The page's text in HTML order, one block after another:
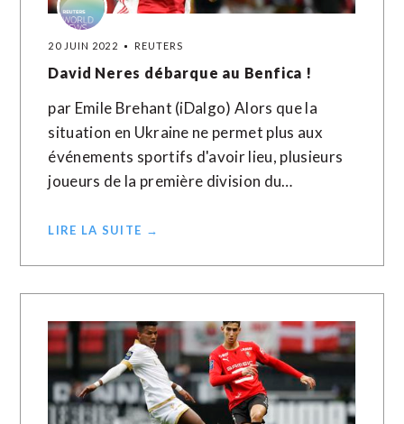
20 JUIN 2022 REUTERS
David Neres débarque au Benfica !
par Emile Brehant (iDalgo) Alors que la
situation en Ukraine ne permet plus aux
événements sportifs d'avoir lieu, plusieurs
joueurs de la première division du…
LIRE LA SUITE →